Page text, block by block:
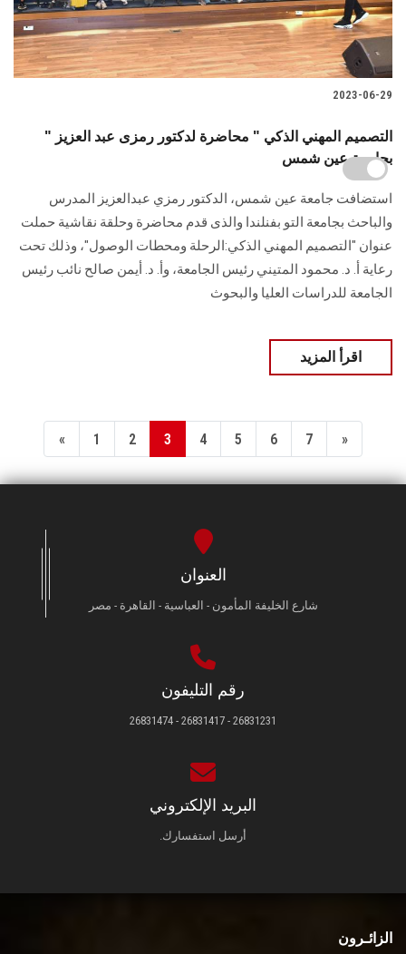
2023-06-29
" التصميم المهني الذكي " محاضرة لدكتور رمزى عبد العزيز
بجامعة عين شمس
استضافت جامعة عين شمس، الدكتور رمزي عبدالعزيز المدرس
والباحث بجامعة التو بفنلندا والذى قدم محاضرة وحلقة نقاشية حملت
عنوان "التصميم المهني الذكي:الرحلة ومحطات الوصول"، وذلك تحت
رعاية أ. د. محمود المتيني رئيس الجامعة، وأ. د. أيمن صالح نائب رئيس
الجامعة للدراسات العليا والبحوث
اقرأ المزيد
« 1 2 3 4 5 6 7 »
العنوان
شارع الخليفة المأمون - العباسية - القاهرة - مصر
رقم التليفون
26831231 - 26831417 - 26831474
البريد الإلكتروني
أرسل استفسارك.
الزائـرون